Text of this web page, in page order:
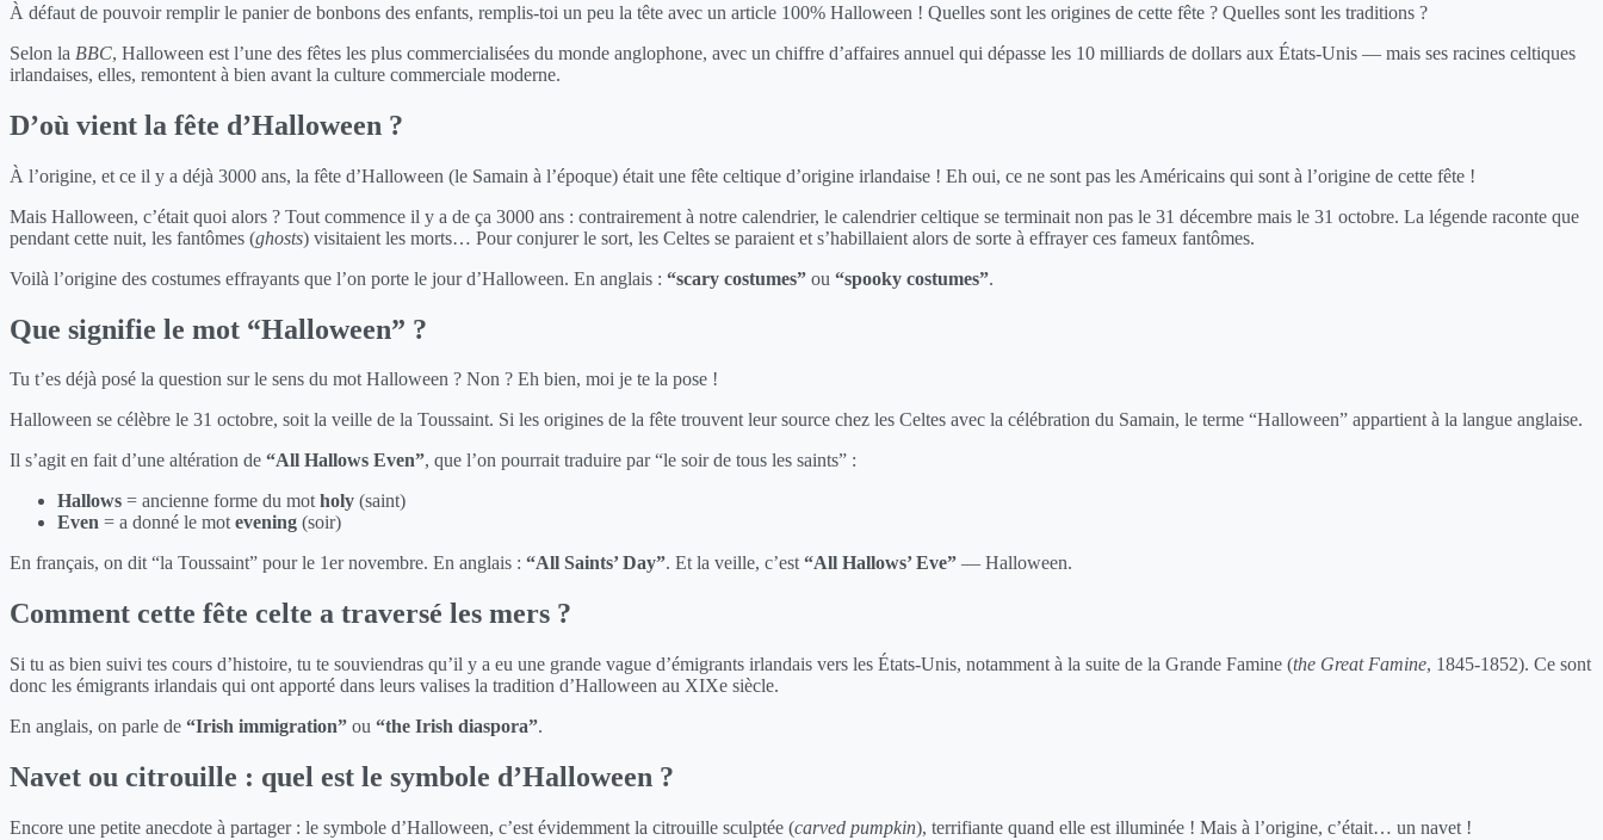
À défaut de pouvoir remplir le panier de bonbons des enfants, remplis-toi un peu la tête avec un article 100% Halloween ! Quelles sont les origines de cette fête ? Quelles sont les traditions ?
Selon la BBC, Halloween est l’une des fêtes les plus commercialisées du monde anglophone, avec un chiffre d’affaires annuel qui dépasse les 10 milliards de dollars aux États-Unis — mais ses racines celtiques
irlandaises, elles, remontent à bien avant la culture commerciale moderne.
D’où vient la fête d’Halloween ?
À l’origine, et ce il y a déjà 3000 ans, la fête d’Halloween (le Samain à l’époque) était une fête celtique d’origine irlandaise ! Eh oui, ce ne sont pas les Américains qui sont à l’origine de cette fête !
Mais Halloween, c’était quoi alors ? Tout commence il y a de ça 3000 ans : contrairement à notre calendrier, le calendrier celtique se terminait non pas le 31 décembre mais le 31 octobre. La légende raconte que
pendant cette nuit, les fantômes (ghosts) visitaient les morts… Pour conjurer le sort, les Celtes se paraient et s’habillaient alors de sorte à effrayer ces fameux fantômes.
Voilà l’origine des costumes effrayants que l’on porte le jour d’Halloween. En anglais : “scary costumes” ou “spooky costumes”.
Que signifie le mot “Halloween” ?
Tu t’es déjà posé la question sur le sens du mot Halloween ? Non ? Eh bien, moi je te la pose !
Halloween se célèbre le 31 octobre, soit la veille de la Toussaint. Si les origines de la fête trouvent leur source chez les Celtes avec la célébration du Samain, le terme “Halloween” appartient à la langue anglaise.
Il s’agit en fait d’une altération de “All Hallows Even”, que l’on pourrait traduire par “le soir de tous les saints” :
Hallows = ancienne forme du motholy (saint)
Even = a donné le motevening (soir)
En français, on dit “la Toussaint” pour le 1er novembre. En anglais : “All Saints’ Day”. Et la veille, c’est“All Hallows’ Eve” — Halloween.
Comment cette fête celte a traversé les mers ?
Si tu as bien suivi tes cours d’histoire, tu te souviendras qu’il y a eu une grande vague d’émigrants irlandais vers les États-Unis, notamment à la suite de la Grande Famine (the Great Famine, 1845-1852). Ce sont
donc les émigrants irlandais qui ont apporté dans leurs valises la tradition d’Halloween au XIXe siècle.
En anglais, on parle de “Irish immigration” ou “the Irish diaspora”.
Navet ou citrouille : quel est le symbole d’Halloween ?
Encore une petite anecdote à partager : le symbole d’Halloween, c’est évidemment la citrouille sculptée (carved pumpkin), terrifiante quand elle est illuminée ! Mais à l’origine, c’était… un navet !